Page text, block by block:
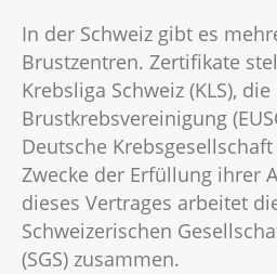
In der Schweiz gibt es
Brustzentren. Zertifikate
Krebsliga Schweiz (KLS),
Brustkrebsvereinigung
Deutsche Krebsgesellschaft
Zwecke der Erfüllung ihrer
dieses Vertrages arbeitet
Schweizerischen
(SGS) zusammen.